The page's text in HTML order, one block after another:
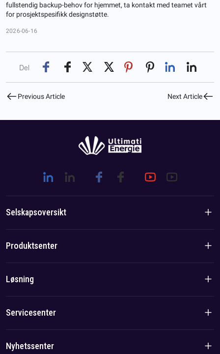
fullstendig backup-behov for hjemmet, ta kontakt med teamet vårt
for prosjektspesifikk designstøtte.
2026-06-16
Del
Previous Article Next Article
Selskapsoversikt
Introduksjon til selskapet
Lag-/lokalfordel
Produktsenter
Boligprodukter
Løsning
Løsning
Servicesenter
Personvernerklæring
Nyhetssenter